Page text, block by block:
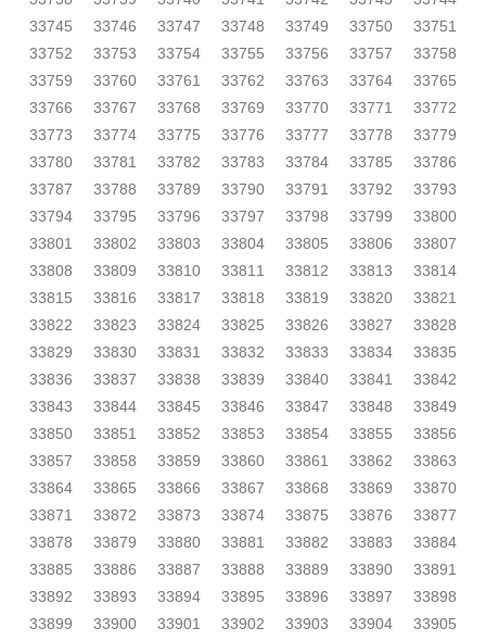
33745
33746 33747 33748 33749 33750
33751
33752
33753 33754 33755 33756 33757
33758
33759
33760 33761 33762 33763 33764
33765
33766
33767 33768 33769 33770 33771
33772
33773
33774 33775 33776 33777 33778
33779
33780
33781 33782 33783 33784 33785
33786
33787
33788 33789 33790 33791 33792
33793
33794
33795 33796 33797 33798 33799
33800
33801
33802 33803 33804 33805 33806
33807
33808
33809 33810 33811 33812 33813
33814
33815
33816 33817 33818 33819 33820
33821
33822
33823 33824 33825 33826 33827
33828
33829
33830 33831 33832 33833 33834
33835
33836
33837 33838 33839 33840 33841
33842
33843
33844 33845 33846 33847 33848
33849
33850
33851 33852 33853 33854 33855
33856
33857
33858 33859 33860 33861 33862
33863
33864
33865 33866 33867 33868 33869
33870
33871
33872 33873 33874 33875 33876
33877
33878
33879 33880 33881 33882 33883
33884
33885
33886 33887 33888 33889 33890
33891
33892
33893 33894 33895 33896 33897
33898
33899
33900 33901 33902 33903 33904
33905